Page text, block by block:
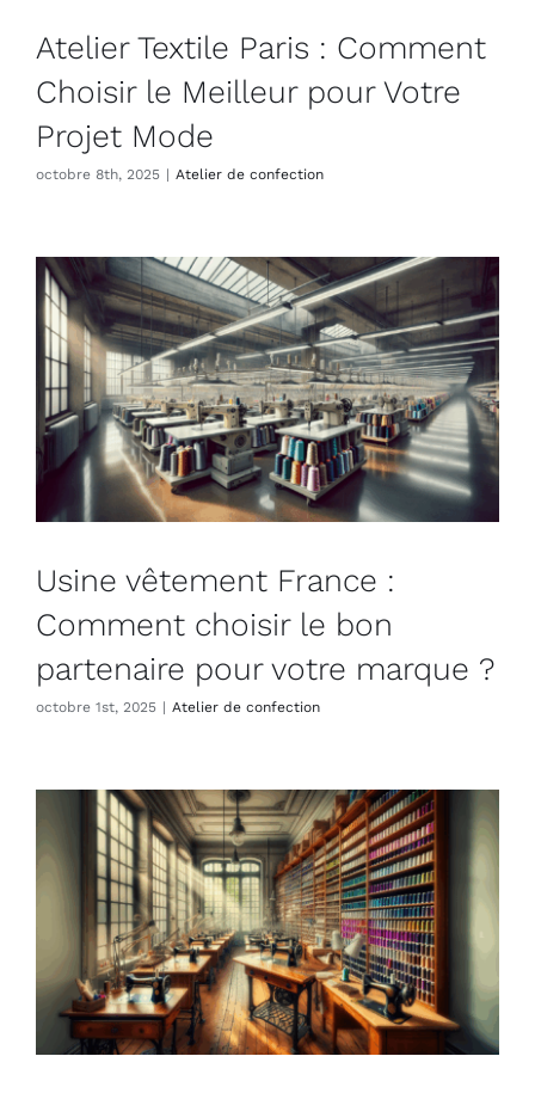
Atelier Textile Paris : Comment
Choisir le Meilleur pour Votre
Projet Mode
octobre 8th, 2025 | Atelier de confection
Usine vêtement France :
Comment choisir le bon
partenaire pour votre marque ?
octobre 1st, 2025 | Atelier de confection